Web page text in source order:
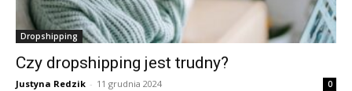
Dropshipping
Czy dropshipping jest trudny?
Justyna Redzik - 11 grudnia 2024 0